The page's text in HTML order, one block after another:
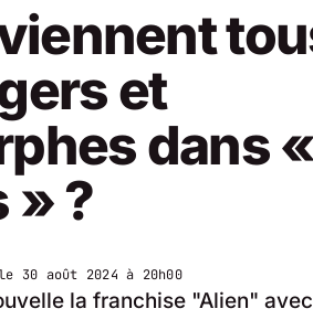
et
dans
» ?
30 août 2024 à 20h00
la franchise "Alien"